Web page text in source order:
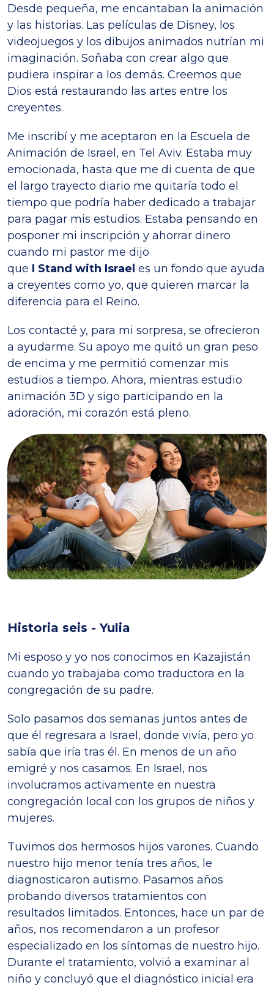
Desde pequeña, me encantaban la animación
y las historias. Las películas de Disney, los
videojuegos y los dibujos animados nutrían mi
imaginación. Soñaba con crear algo que
pudiera inspirar a los demás. Creemos que
Dios está restaurando las artes entre los
creyentes.
Me inscribí y me aceptaron en la Escuela de
Animación de Israel, en Tel Aviv. Estaba muy
emocionada, hasta que me di cuenta de que
el largo trayecto diario me quitaría todo el
tiempo que podría haber dedicado a trabajar
para pagar mis estudios. Estaba pensando en
posponer mi inscripción y ahorrar dinero
cuando mi pastor me dijo
que I Stand with Israel es un fondo que ayuda
a creyentes como yo, que quieren marcar la
diferencia para el Reino.
Los contacté y, para mi sorpresa, se ofrecieron
a ayudarme. Su apoyo me quitó un gran peso
de encima y me permitió comenzar mis
estudios a tiempo. Ahora, mientras estudio
animación 3D y sigo participando en la
adoración, mi corazón está pleno.
Historia seis - Yulia
Mi esposo y yo nos conocimos en Kazajistán
cuando yo trabajaba como traductora en la
congregación de su padre.
Solo pasamos dos semanas juntos antes de
que él regresara a Israel, donde vivía, pero yo
sabía que iría tras él. En menos de un año
emigré y nos casamos. En Israel, nos
involucramos activamente en nuestra
congregación local con los grupos de niños y
mujeres.
Tuvimos dos hermosos hijos varones. Cuando
nuestro hijo menor tenía tres años, le
diagnosticaron autismo. Pasamos años
probando diversos tratamientos con
resultados limitados. Entonces, hace un par de
años, nos recomendaron a un profesor
especializado en los síntomas de nuestro hijo.
Durante el tratamiento, volvió a examinar al
niño y concluyó que el diagnóstico inicial era